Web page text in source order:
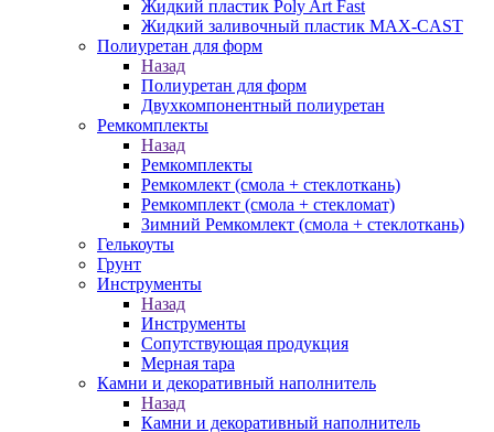
Жидкий пластик Poly Art Fast
Жидкий заливочный пластик MAX-CAST
Полиуретан для форм
Назад
Полиуретан для форм
Двухкомпонентный полиуретан
Ремкомплекты
Назад
Ремкомплекты
Ремкомлект (смола + стеклоткань)
Ремкомплект (смола + стекломат)
Зимний Ремкомлект (смола + стеклоткань)
Гелькоуты
Грунт
Инструменты
Назад
Инструменты
Сопутствующая продукция
Мерная тара
Камни и декоративный наполнитель
Назад
Камни и декоративный наполнитель